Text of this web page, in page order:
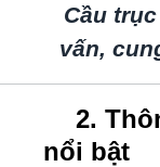
Cầu
vấn,
2.
nổi bật